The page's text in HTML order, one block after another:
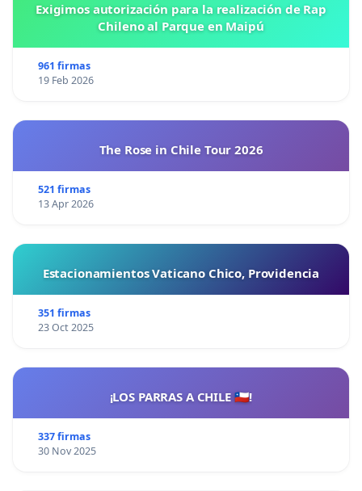
Exigimos autorización para la realización de Rap
Chileno al Parque en Maipú
961 firmas
19 Feb 2026
The Rose in Chile Tour 2026
521 firmas
13 Apr 2026
Estacionamientos Vaticano Chico, Providencia
351 firmas
23 Oct 2025
¡LOS PARRAS A CHILE 🇨🇱!
337 firmas
30 Nov 2025